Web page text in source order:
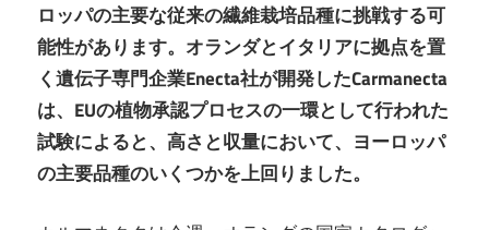
ロッパの主要な従来の繊維栽培品種に挑戦する可
能性があります。オランダとイタリアに拠点を置
く遺伝子専門企業Enecta社が開発したCarmanecta
は、EUの植物承認プロセスの一環として行われた
試験によると、高さと収量において、ヨーロッパ
の主要品種のいくつかを上回りました。